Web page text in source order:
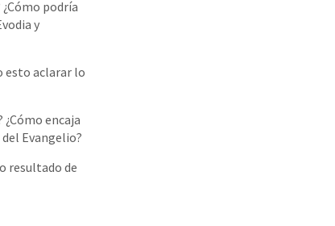
podría
y
esto aclarar lo
¿Cómo encaja
Evangelio?
resultado de